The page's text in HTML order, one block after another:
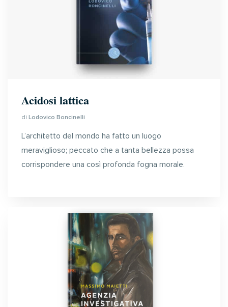
Acidosi lattica
di Lodovico Boncinelli
L’architetto del mondo ha fatto un luogo
meraviglioso; peccato che a tanta bellezza possa
corrispondere una così profonda fogna morale.